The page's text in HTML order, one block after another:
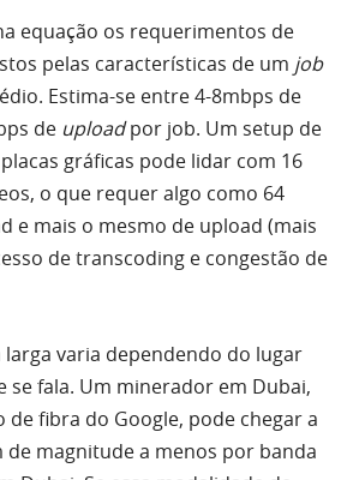
equação os requerimentos de
pelas características de um job
Estima-se entre 4-8mbps de
de uploadpor job. Um setup de
gráficas pode lidar com 16
o que requer algo como 64
e mais o mesmo de upload (mais
de transcoding e congestão de
larga varia dependendo do lugar
se fala. Um minerador em Dubai,
de fibra do Google, pode chegar a
de magnitude a menos por banda